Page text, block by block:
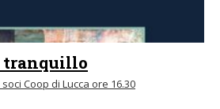
tranquillo
Coop di Lucca ore 16.30